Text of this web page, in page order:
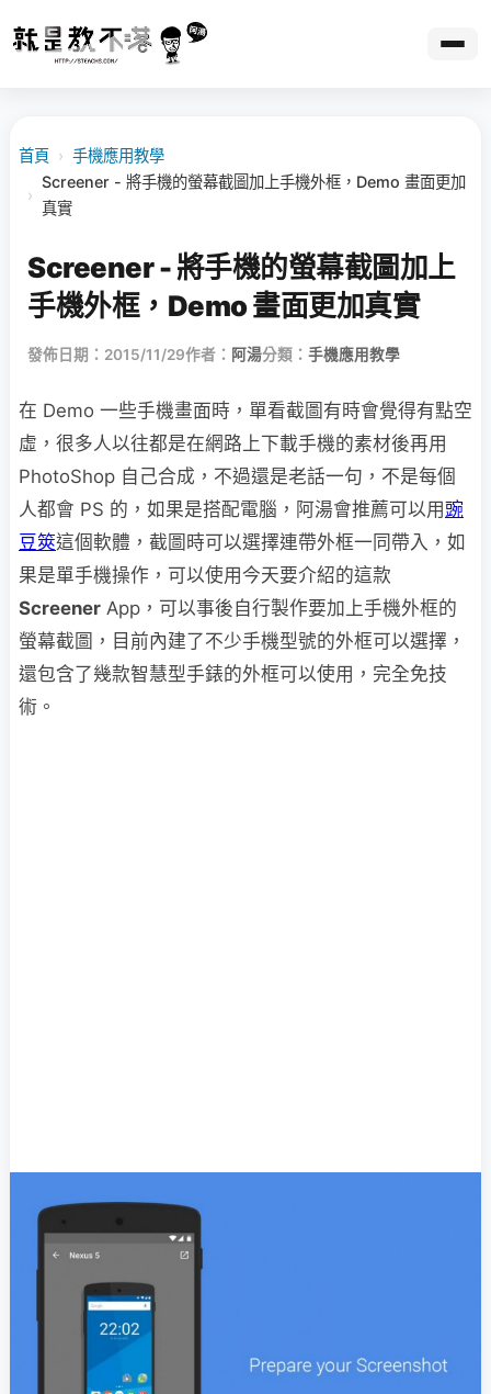
首頁 › 手機應用教學
›
Screener - 將手機的螢幕截圖加上手機外框，Demo 畫面更加
真實
Screener - 將手機的螢幕截圖加上
手機外框，Demo 畫面更加真實
發佈日期：2015/11/29作者： 阿湯分類： 手機應用教學
在 Demo 一些手機畫面時，單看截圖有時會覺得有點空
虛，很多人以往都是在網路上下載手機的素材後再用
PhotoShop 自己合成，不過還是老話一句，不是每個
人都會 PS 的，如果是搭配電腦，阿湯會推薦可以用豌
豆筴這個軟體，截圖時可以選擇連帶外框一同帶入，如
果是單手機操作，可以使用今天要介紹的這款
Screener App，可以事後自行製作要加上手機外框的
螢幕截圖，目前內建了不少手機型號的外框可以選擇，
還包含了幾款智慧型手錶的外框可以使用，完全免技
術。